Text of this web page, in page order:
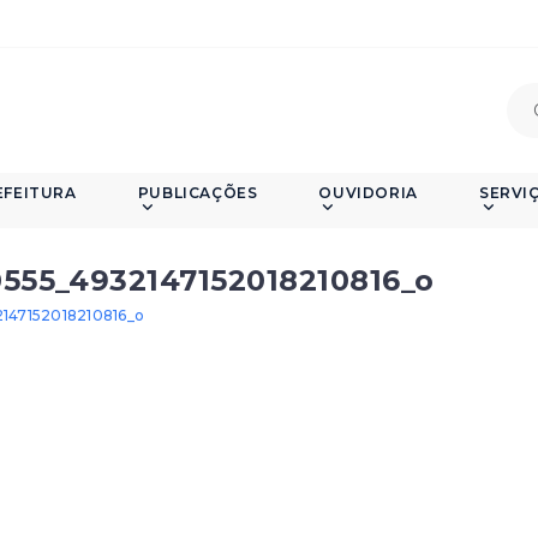
PUBLICAÇÕES OUVIDORIA